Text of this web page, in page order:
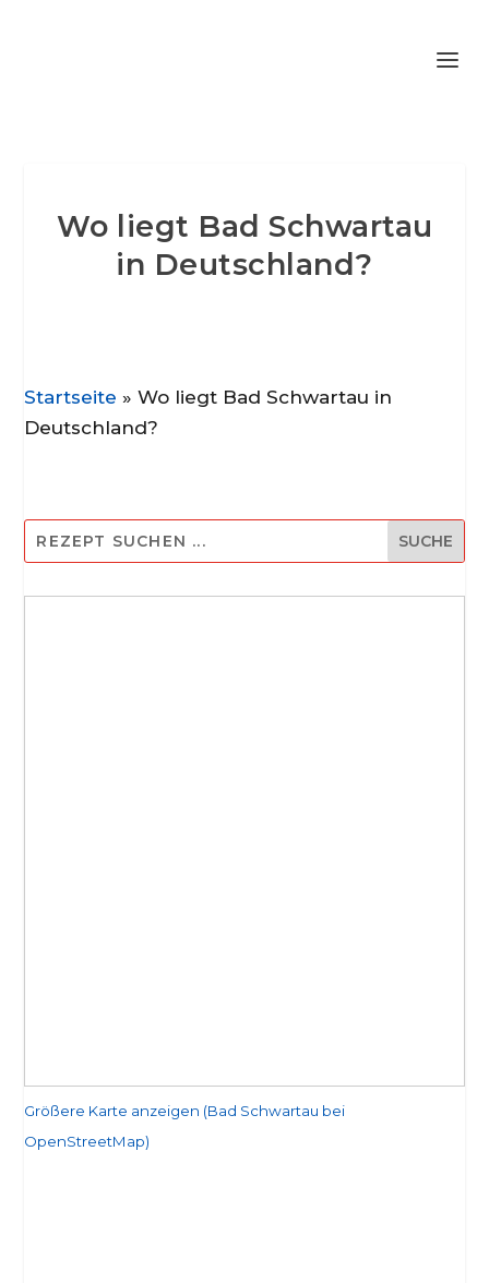
Wo liegt Bad Schwartau
in Deutschland?
Startseite »Wo liegt Bad Schwartau in
Deutschland?
Größere Karte anzeigen (Bad Schwartau bei
OpenStreetMap)